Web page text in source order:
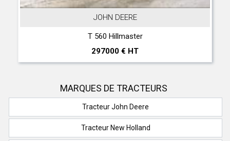
JOHN DEERE
T 560 Hillmaster
297000 € HT
MARQUES DE TRACTEURS
Tracteur John Deere
Tracteur New Holland